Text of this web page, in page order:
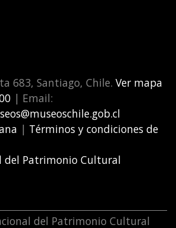
683, Santiago, Chile. Ver mapa
| Email:
| Términos y condiciones de
del Patrimonio Cultural
del Patrimonio Cultural